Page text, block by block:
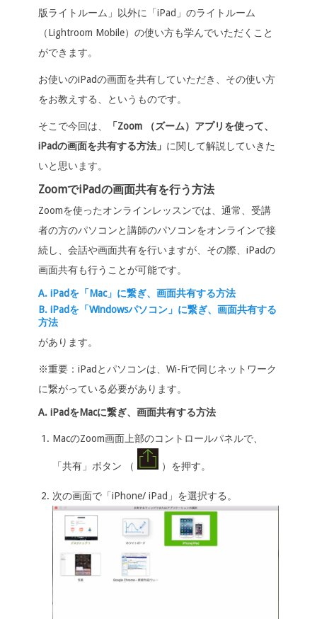
版ライトルーム」以外に「iPad」のライトルーム
（Lightroom Mobile）の使い方も学んでいただくこと
ができます。
お使いのiPadの画面を共有していただき、その使い方
をお教えする、というものです。
そこで今回は、
「Zoom （ズーム）アプリを使って、
iPadの画面を共有する方法」 に関して解説していきた
いと思います。
ZoomでiPadの画面共有を行う方法
Zoomを使ったオンラインレッスンでは、通常、受講
者の方のパソコンと講師のパソコンをオンラインで接
続し、会話や画面共有を行いますが、その際、iPadの
画面共有も行うことが可能です。
A. iPadを「Mac」に繋ぎ、画面共有する方法
B. iPadを「Windowsパソコン」に繋ぎ、画面共有する
方法
があります。
※重要：iPadとパソコンは、Wi-Fiで同じネットワーク
に繋がっている必要があります。
A. iPadをMacに繋ぎ、画面共有する方法
MacのZoom画面上部のコントロールパネルで、
「共有」ボタン （ ）を押す。
次の画面で「iPhone/ iPad」を選択する。